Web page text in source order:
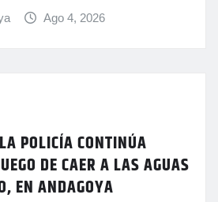
Ago 4, 2026
POLICÍA CONTINÚA
DE CAER A LAS AGUAS
EN ANDAGOYA